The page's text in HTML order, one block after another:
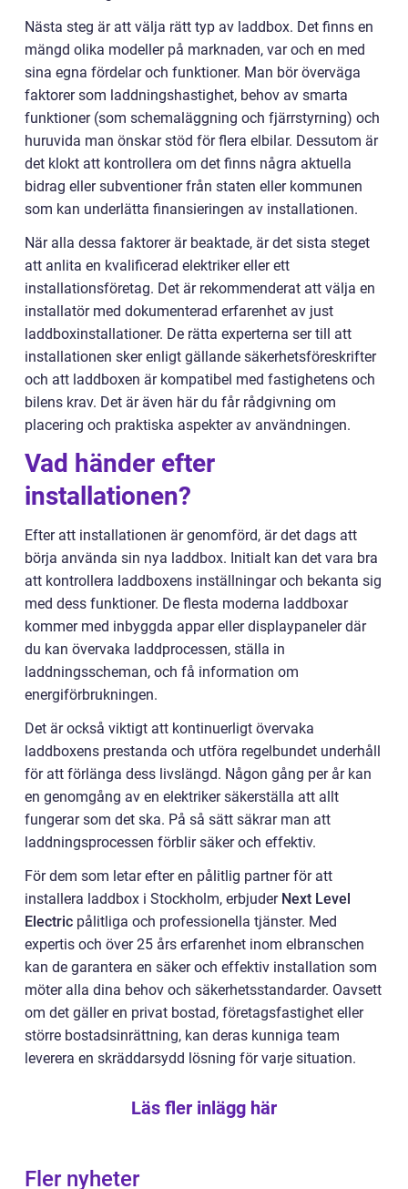
Nästa steg är att välja rätt typ av laddbox. Det finns en
mängd olika modeller på marknaden, var och en med
sina egna fördelar och funktioner. Man bör överväga
faktorer som laddningshastighet, behov av smarta
funktioner (som schemaläggning och fjärrstyrning) och
huruvida man önskar stöd för flera elbilar. Dessutom är
det klokt att kontrollera om det finns några aktuella
bidrag eller subventioner från staten eller kommunen
som kan underlätta finansieringen av installationen.
När alla dessa faktorer är beaktade, är det sista steget
att anlita en kvalificerad elektriker eller ett
installationsföretag. Det är rekommenderat att välja en
installatör med dokumenterad erfarenhet av just
laddboxinstallationer. De rätta experterna ser till att
installationen sker enligt gällande säkerhetsföreskrifter
och att laddboxen är kompatibel med fastighetens och
bilens krav. Det är även här du får rådgivning om
placering och praktiska aspekter av användningen.
Vad händer efter
installationen?
Efter att installationen är genomförd, är det dags att
börja använda sin nya laddbox. Initialt kan det vara bra
att kontrollera laddboxens inställningar och bekanta sig
med dess funktioner. De flesta moderna laddboxar
kommer med inbyggda appar eller displaypaneler där
du kan övervaka laddprocessen, ställa in
laddningsscheman, och få information om
energiförbrukningen.
Det är också viktigt att kontinuerligt övervaka
laddboxens prestanda och utföra regelbundet underhåll
för att förlänga dess livslängd. Någon gång per år kan
en genomgång av en elektriker säkerställa att allt
fungerar som det ska. På så sätt säkrar man att
laddningsprocessen förblir säker och effektiv.
För dem som letar efter en pålitlig partner för att
installera laddbox i Stockholm, erbjuder Next Level
Electric pålitliga och professionella tjänster. Med
expertis och över 25 års erfarenhet inom elbranschen
kan de garantera en säker och effektiv installation som
möter alla dina behov och säkerhetsstandarder. Oavsett
om det gäller en privat bostad, företagsfastighet eller
större bostadsinrättning, kan deras kunniga team
leverera en skräddarsydd lösning för varje situation.
Läs fler inlägg här
Fler nyheter